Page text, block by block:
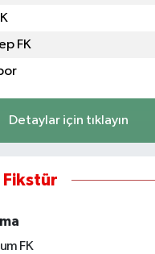
FK
Detaylar için tıklayın
Fikstür
FK